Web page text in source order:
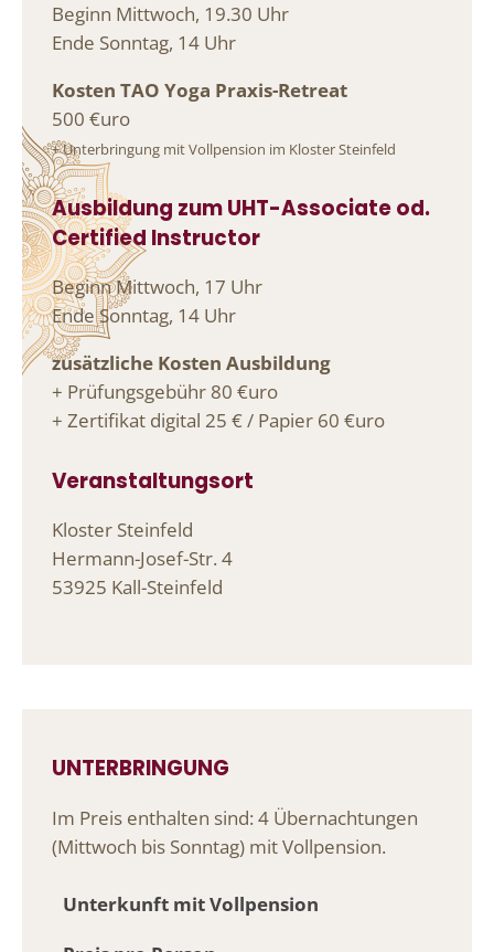
Beginn Mittwoch, 19.30 Uhr
Ende Sonntag, 14 Uhr
Kosten TAO Yoga Praxis-Retreat
500 €uro
+ Unterbringung mit Vollpension im Kloster Steinfeld
Ausbildung zum UHT-Associate od.
Certified Instructor
Beginn Mittwoch, 17 Uhr
Ende Sonntag, 14 Uhr
zusätzliche Kosten Ausbildung
+ Prüfungsgebühr 80 €uro
+ Zertifikat digital 25 € / Papier 60 €uro
Veranstaltungsort
Kloster Steinfeld
Hermann-Josef-Str. 4
53925 Kall-Steinfeld
UNTERBRINGUNG
Im Preis enthalten sind: 4 Übernachtungen
(Mittwoch bis Sonntag) mit Vollpension.
Unterkunft mit Vollpension